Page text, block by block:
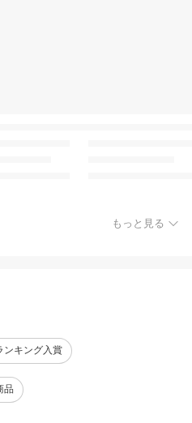
もっと見る
ンキング入賞
品